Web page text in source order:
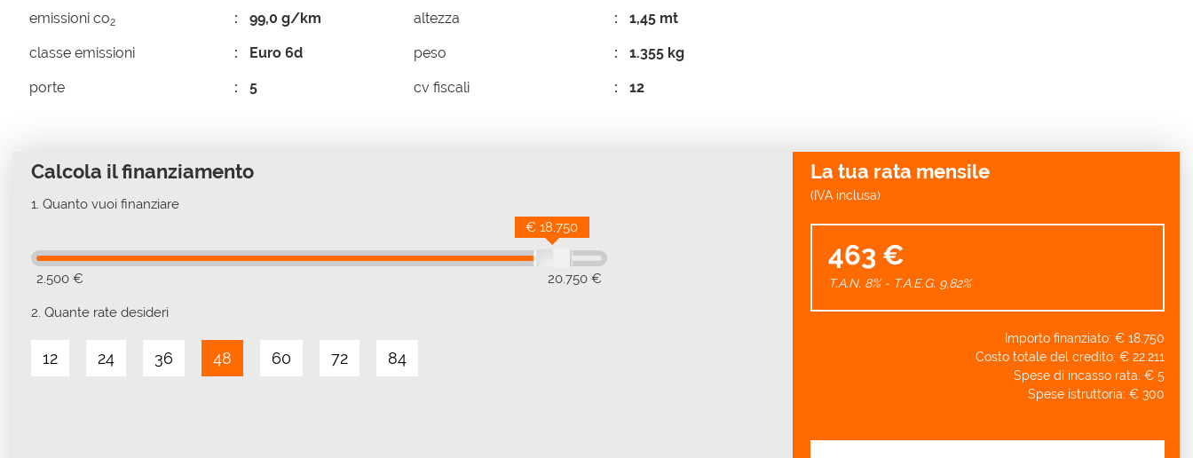
emissioni co2 99,0 g/km
classe emissioni Euro 6d
porte 5
altezza 1,45 mt
peso 1.355 kg
cv fiscali 12
Calcola il finanziamento
1. Quanto vuoi finanziare
2.500 € 20.750 €
€ 18.750
2. Quante rate desideri
12 24 36 48 60 72 84
La tua rata mensile
(IVA inclusa)
463 €
T.A.N. 8% - T.A.E.G. 9,82%
Importo finanziato: € 18.750
Costo totale del credito: € 22.211
Spese di incasso rata: € 5
Spese istruttoria: € 300